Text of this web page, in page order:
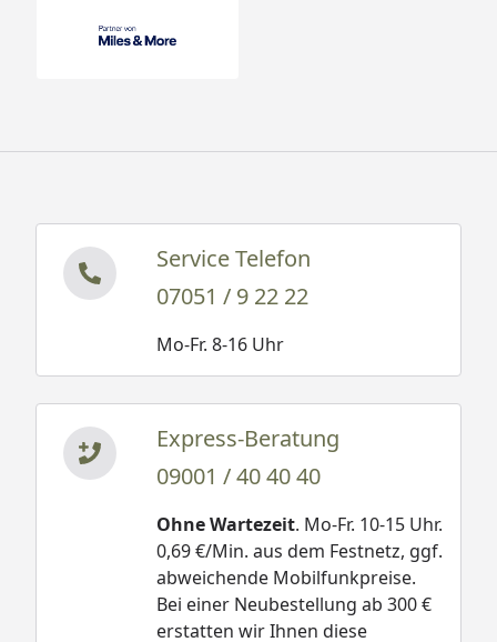
Service Telefon
07051 / 9 22 22
Mo-Fr. 8-16 Uhr
Express-Beratung
09001 / 40 40 40
Ohne Wartezeit. Mo-Fr. 10-15 Uhr.
0,69 €/Min. aus dem Festnetz, ggf.
abweichende Mobilfunkpreise.
Bei einer Neubestellung ab 300 €
erstatten wir Ihnen diese